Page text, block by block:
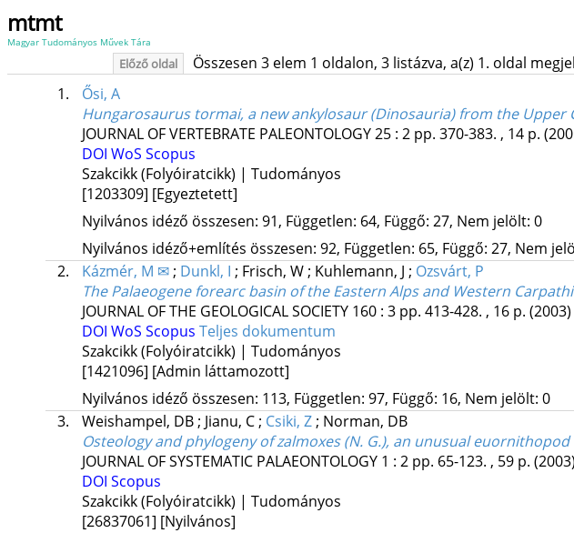
mtmt
Magyar Tudományos Művek Tára
Előző oldal Összesen 3 elem 1 oldalon, 3 listázva, a(z) 1. oldal
1.
Ősi, A
Hungarosaurus tormai, a new ankylosaur (Dinosauria) from the Upper
JOURNAL OF VERTEBRATE PALEONTOLOGY25: 2 pp. 370-383. , 14 p.
DOI WoS Scopus
Szakcikk (Folyóiratcikk) | Tudományos
[1203309] [Egyeztetett]
Nyilvános idéző összesen: 91, Független: 64, Függő: 27, Nem jelölt: 0
Nyilvános idéző+említés összesen: 92, Független: 65, Függő: 27, Nem
2.
Kázmér, M ✉; Dunkl, I ; Frisch, W; Kuhlemann, J ; Ozsvárt, P
The Palaeogene forearc basin of the Eastern Alps and Western
JOURNAL OF THE GEOLOGICAL SOCIETY 160: 3 pp. 413-428. , 16 p. (2003)
DOI WoS Scopus Teljes dokumentum
Szakcikk (Folyóiratcikk) | Tudományos
[1421096] [Admin láttamozott]
Nyilvános idéző összesen: 113, Független: 97, Függő: 16, Nem jelölt: 0
3.
Weishampel, DB; Jianu, C; Csiki, Z; Norman, DB
Osteology and phylogeny of zalmoxes (N. G.), an unusual
JOURNAL OF SYSTEMATIC PALAEONTOLOGY 1 : 2 pp. 65-123. , 59 p. (2003)
DOI Scopus
Szakcikk (Folyóiratcikk) | Tudományos
[26837061] [Nyilvános]